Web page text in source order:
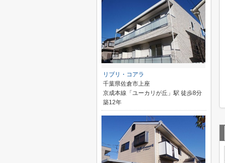
リブリ・コアラ
千葉県佐倉市上座
京成本線「ユーカリが丘」駅 徒歩8分
築12年